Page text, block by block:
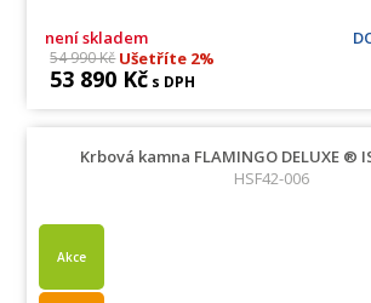
není skladem
54 990 KčUšetříte 2%
53 890 Kč s DPH
Krbová kamna FLAMINGO DELUXE ®
HSF42-006
Akce